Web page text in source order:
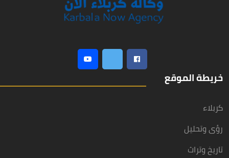
خريطة الموقع
كربلاء
رؤى وتحليل
تاريخ وتراث